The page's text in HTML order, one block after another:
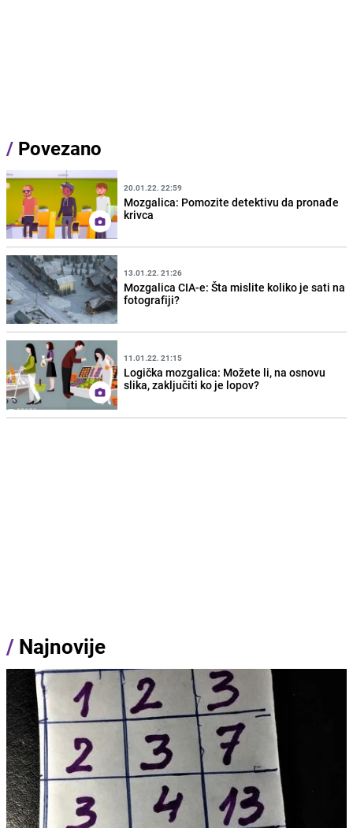
/ Povezano
20.01.22. 22:59
Mozgalica: Pomozite detektivu da pronađe
krivca
13.01.22. 21:26
Mozgalica CIA-e: Šta mislite koliko je sati na
fotografiji?
11.01.22. 21:15
Logička mozgalica: Možete li, na osnovu
slika, zaključiti ko je lopov?
/ Najnovije